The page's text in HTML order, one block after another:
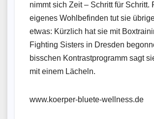
nimmt sich Zeit – Schritt für Schritt.
eigenes Wohlbefinden tut sie
etwas: Kürzlich hat sie mit
Fighting Sisters in Dresden
bisschen Kontrastprogramm sagt
mit einem Lächeln.
www.koerper-bluete-wellness.de